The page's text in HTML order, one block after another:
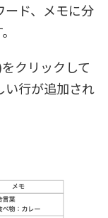
ド、メモに分
クリックして
い行が追加され